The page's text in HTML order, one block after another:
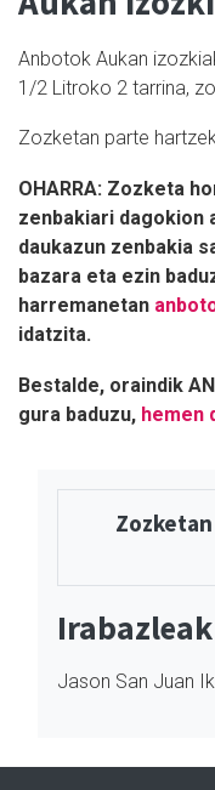
Anbotok Aukan
1/2 Litroko 2 tarrina,
Zozketan parte
OHARRA: Zozketa
zenbakiari dagokion
daukazun zenbakia
bazara eta ezin
harremanetan
idatzita.
Bestalde, oraindik
gura baduzu, hemen
Irabazleak
Jason San Juan